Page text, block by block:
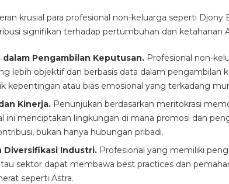
krusial para profesional non-keluarga seperti Djony
signifikan terhadap pertumbuhan dan ketahanan
Pengambilan Keputusan. Profesional non-
lebih objektif dan berbasis data dalam pengambilan
kepentingan atau bias emosional yang terkadang
Kinerja. Penunjukan berdasarkan meritokrasi
ini menciptakan lingkungan di mana promosi dan
bukan hanya hubungan pribadi.
Diversifikasi Industri. Profesional yang memiliki
sektor dapat membawa best practices dan
seperti Astra.